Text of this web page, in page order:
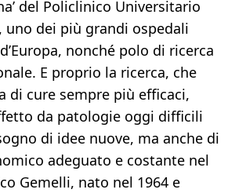
del Policlinico Universitario
uno dei più grandi ospedali
nonché polo di ricerca
E proprio la ricerca, che
di cure sempre più efficaci,
da patologie oggi difficili
di idee nuove, ma anche di
adeguato e costante nel
Gemelli, nato nel 1964 e